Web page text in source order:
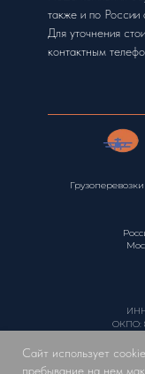
также и по России
Для уточнения
контактным
Сайт использует
пребывание на нем
ОКПО: